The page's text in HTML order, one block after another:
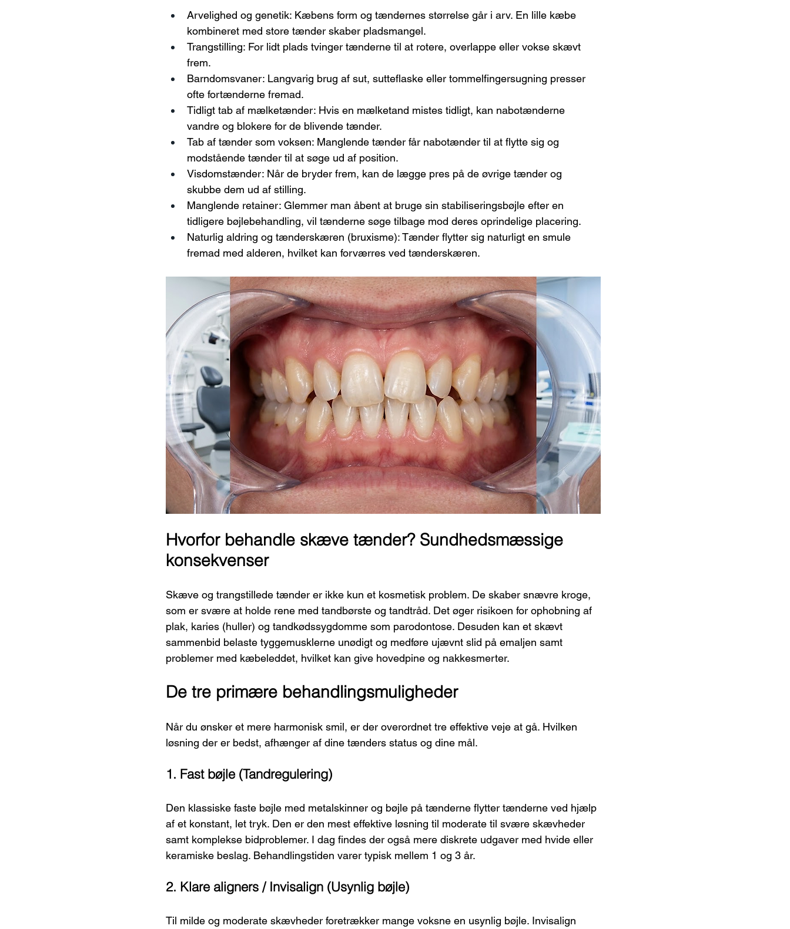
Arvelighed og genetik: Kæbens form og tændernes størrelse går i arv. En lille kæbe
kombineret med store tænder skaber pladsmangel.
Trangstilling: For lidt plads tvinger tænderne til at rotere, overlappe eller vokse skævt
frem.
Barndomsvaner: Langvarig brug af sut, sutteflaske eller tommelfingersugning presser
ofte fortænderne fremad.
Tidligt tab af mælketænder: Hvis en mælketand mistes tidligt, kan nabotænderne
vandre og blokere for de blivende tænder.
Tab af tænder som voksen: Manglende tænder får nabotænder til at flytte sig og
modstående tænder til at søge ud af position.
Visdomstænder: Når de bryder frem, kan de lægge pres på de øvrige tænder og
skubbe dem ud af stilling.
Manglende retainer: Glemmer man åbent at bruge sin stabiliseringsbøjle efter en
tidligere bøjlebehandling, vil tænderne søge tilbage mod deres oprindelige placering.
Naturlig aldring og tænderskæren (bruxisme): Tænder flytter sig naturligt en smule
fremad med alderen, hvilket kan forværres ved tænderskæren.
Hvorfor behandle skæve tænder? Sundhedsmæssige
konsekvenser
Skæve og trangstillede tænder er ikke kun et kosmetisk problem. De skaber snævre kroge,
som er svære at holde rene med tandbørste og tandtråd. Det øger risikoen for ophobning af
plak, karies (huller) og tandkødssygdomme som parodontose. Desuden kan et skævt
sammenbid belaste tyggemusklerne unødigt og medføre ujævnt slid på emaljen samt
problemer med kæbeleddet, hvilket kan give hovedpine og nakkesmerter.
De tre primære behandlingsmuligheder
Når du ønsker et mere harmonisk smil, er der overordnet tre effektive veje at gå. Hvilken
løsning der er bedst, afhænger af dine tænders status og dine mål.
1. Fast bøjle (Tandregulering)
Den klassiske faste bøjle med metalskinner og bøjle på tænderne flytter tænderne ved hjælp
af et konstant, let tryk. Den er den mest effektive løsning til moderate til svære skævheder
samt komplekse bidproblemer. I dag findes der også mere diskrete udgaver med hvide eller
keramiske beslag. Behandlingstiden varer typisk mellem 1 og 3 år.
2. Klare aligners / Invisalign (Usynlig bøjle)
Til milde og moderate skævheder foretrækker mange voksne en usynlig bøjle. Invisalign